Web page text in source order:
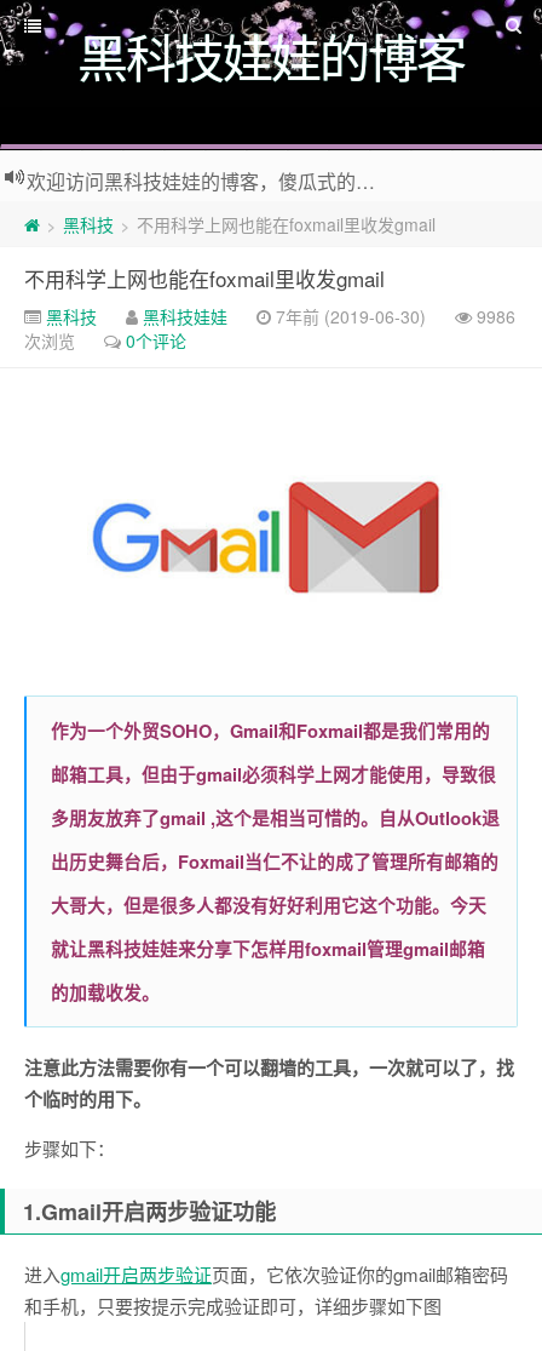
黑科技娃娃的博客
如果觉得这个BLOG有意思，那么赶紧使用Ctrl+D 收藏 黑科技娃娃 的博客 吧！
> 黑科技 > 不用科学上网也能在foxmail里收发gmail
不用科学上网也能在foxmail里收发gmail
黑科技 黑科技娃娃 7年前 (2019-06-30)
9986
次浏览
0个评论
作为一个外贸SOHO，Gmail和Foxmail都是我们常用的
邮箱工具，但由于gmail必须科学上网才能使用，导致很
多朋友放弃了gmail ,这个是相当可惜的。自从Outlook退
出历史舞台后，Foxmail当仁不让的成了管理所有邮箱的
大哥大，但是很多人都没有好好利用它这个功能。今天
就让黑科技娃娃来分享下怎样用foxmail管理gmail邮箱
的加载收发。
注意此方法需要你有一个可以翻墙的工具，一次就可以了，找
个临时的用下。
步骤如下：
1.Gmail开启两步验证功能
进入gmail开启两步验证页面，它依次验证你的gmail邮箱密码
和手机，只要按提示完成验证即可，详细步骤如下图